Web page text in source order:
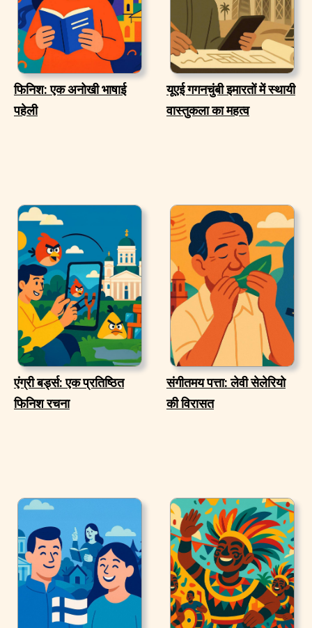
फिनिश: एक अनोखी भाषाई
पहेली
यूएई गगनचुंबी इमारतों में स्थायी
वास्तुकला का महत्व
एंग्री बर्ड्स: एक प्रतिष्ठित
फिनिश रचना
संगीतमय पत्ता: लेवी सेलेरियो
की विरासत